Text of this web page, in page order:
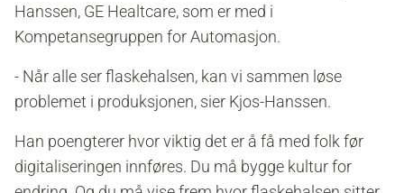
Hanssen, GE Healtcare, som er med i
Kompetansegruppen for Automasjon.
- Når alle ser flaskehalsen, kan vi sammen løse
problemet i produksjonen, sier Kjos-Hanssen.
Han poengterer hvor viktig det er å få med folk før
digitaliseringen innføres. Du må bygge kultur for